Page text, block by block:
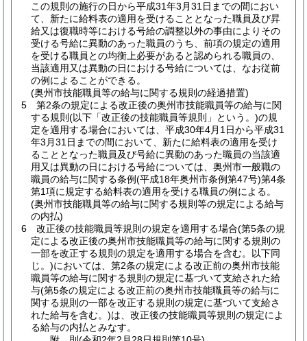
この規則の施行の日から平成31年3月31日までの間におい
て、新たに給料表の適用を受けることとなった職員及び昇
給又は復職時等における号給の調整以外の事由によりその
受ける号給に異動のあった職員のうち、前項の規定の適用
を受ける職員との均衡上必要があると認められる職員の、
当該適用又は異動の日における号給については、なお従前
の例によることができる。
(奥州市技能職員等の給与に関する規則の経過措置)
5
第2条の規定による改正後の奥州市技能職員等の給与に関
する規則 (以下「改正後の技能職員等規則」という。)の規
定を適用する場合においては、平成30年4月1日から平成31
年3月31日までの間において、新たに給料表の適用を受け
ることとなった職員及び号給に異動のあった職員の当該適
用又は異動の日における号給については、奥州市一般職の
職員の給与に関する条例(平成18年奥州市条例第47号)第4条
第1項に規定する給料表の適用を受ける職員の例による。
(奥州市技能職員等の給与に関する規則等の規定による給与
の内払)
6
改正後の技能職員等規則の規定を適用する場合(第5条の規
定による改正後の奥州市技能職員等の給与に関する規則の
一部を改正する規則の規定を適用する場合を含む。以下同
じ。)においては、第2条の規定による改正前の奥州市技能
職員等の給与に関する規則の規定に基づいて支給された給
与(第5条の規定による改正前の奥州市技能職員等の給与に
関する規則の一部を改正する規則の規定に基づいて支給さ
れた給与を含む。)は、改正後の技能職員等規則の規定によ
る給与の内払とみなす。